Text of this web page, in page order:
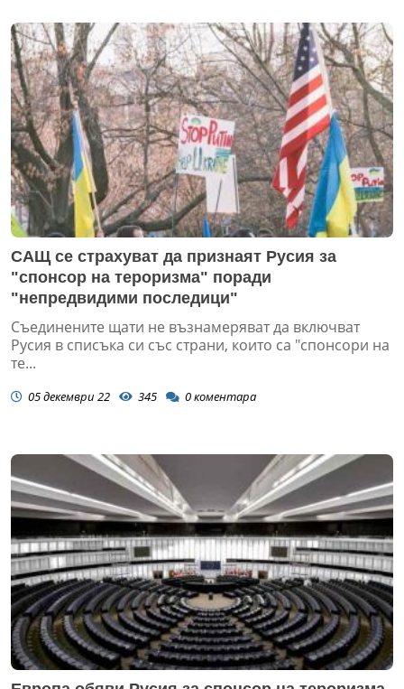
САЩ се страхуват да признаят Русия за
"спонсор на тероризма" поради
"непредвидими последици"
Съединените щати не възнамеряват да включват
Русия в списъка си със страни, които са "спонсори на
те...
05 декември 22 345 0коментара